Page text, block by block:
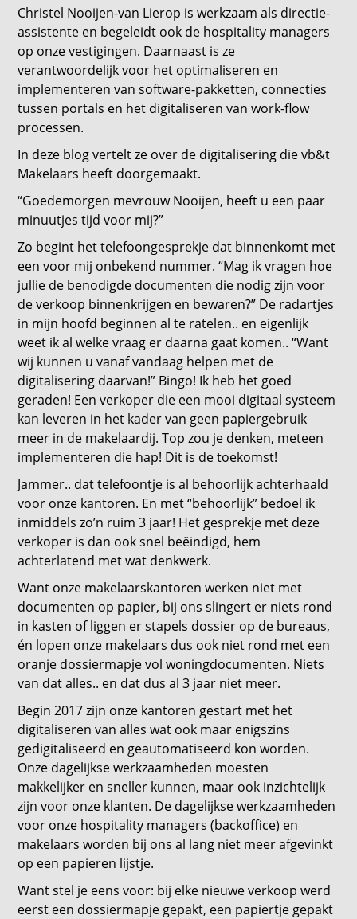
Christel Nooijen-van Lierop is werkzaam als directie-
assistente en begeleidt ook de hospitality managers
op onze vestigingen. Daarnaast is ze
verantwoordelijk voor het optimaliseren en
implementeren van software-pakketten, connecties
tussen portals en het digitaliseren van work-flow
processen.
In deze blog vertelt ze over de digitalisering die vb&t
Makelaars heeft doorgemaakt.
“Goedemorgen mevrouw Nooijen, heeft u een paar
minuutjes tijd voor mij?”
Zo begint het telefoongesprekje dat binnenkomt met
een voor mij onbekend nummer. “Mag ik vragen hoe
jullie de benodigde documenten die nodig zijn voor
de verkoop binnenkrijgen en bewaren?” De radartjes
in mijn hoofd beginnen al te ratelen.. en eigenlijk
weet ik al welke vraag er daarna gaat komen.. “Want
wij kunnen u vanaf vandaag helpen met de
digitalisering daarvan!” Bingo! Ik heb het goed
geraden! Een verkoper die een mooi digitaal systeem
kan leveren in het kader van geen papiergebruik
meer in de makelaardij. Top zou je denken, meteen
implementeren die hap! Dit is de toekomst!
Jammer.. dat telefoontje is al behoorlijk achterhaald
voor onze kantoren. En met “behoorlijk” bedoel ik
inmiddels zo’n ruim 3 jaar! Het gesprekje met deze
verkoper is dan ook snel beëindigd, hem
achterlatend met wat denkwerk.
Want onze makelaarskantoren werken niet met
documenten op papier, bij ons slingert er niets rond
in kasten of liggen er stapels dossier op de bureaus,
én lopen onze makelaars dus ook niet rond met een
oranje dossiermapje vol woningdocumenten. Niets
van dat alles.. en dat dus al 3 jaar niet meer.
Begin 2017 zijn onze kantoren gestart met het
digitaliseren van alles wat ook maar enigszins
gedigitaliseerd en geautomatiseerd kon worden.
Onze dagelijkse werkzaamheden moesten
makkelijker en sneller kunnen, maar ook inzichtelijk
zijn voor onze klanten. De dagelijkse werkzaamheden
voor onze hospitality managers (backoffice) en
makelaars worden bij ons al lang niet meer afgevinkt
op een papieren lijstje.
Want stel je eens voor: bij elke nieuwe verkoop werd
eerst een dossiermapje gepakt, een papiertje gepakt